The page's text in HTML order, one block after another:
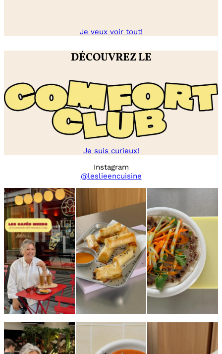
Je veux voir tout!
DÉCOUVREZ LE
Je suis curieux!
Instagram
@leslieencuisine